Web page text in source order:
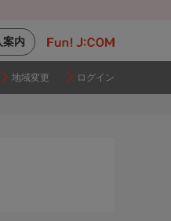
案内
地域変更 ログイン